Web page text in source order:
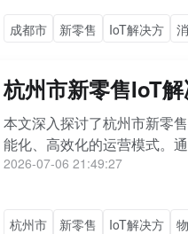
成都市 新零售 IoT解决方
杭州市新零售IoT
本文深入探讨了杭州市新零
能化、高效化的运营模式。
2026-07-06 21:49:27
杭州市 新零售 IoT解决方